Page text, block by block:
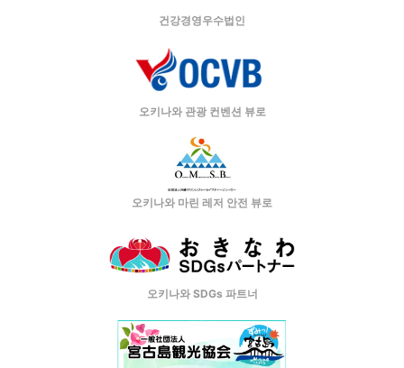
건강경영우수법인
오키나와 관광 컨벤션 뷰로
오키나와 마린 레저 안전 뷰로
오키나와 SDGs 파트너